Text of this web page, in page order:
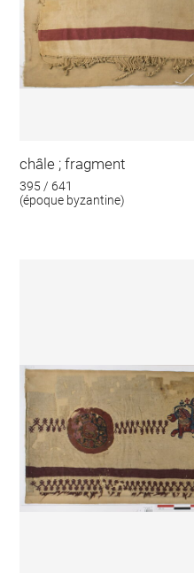
châle ; fragment
395 / 641
(époque byzantine)